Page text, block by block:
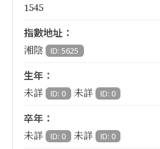
1545
指數地址：
湘陰 ID: 5625
生年：
未詳 ID: 0 未詳 ID: 0
卒年：
未詳 ID: 0 未詳 ID: 0